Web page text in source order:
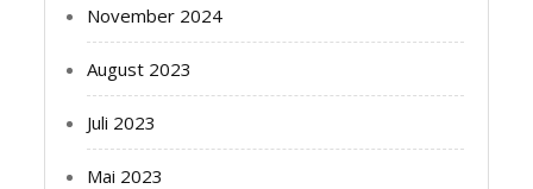
November 2024
August 2023
Juli 2023
Mai 2023